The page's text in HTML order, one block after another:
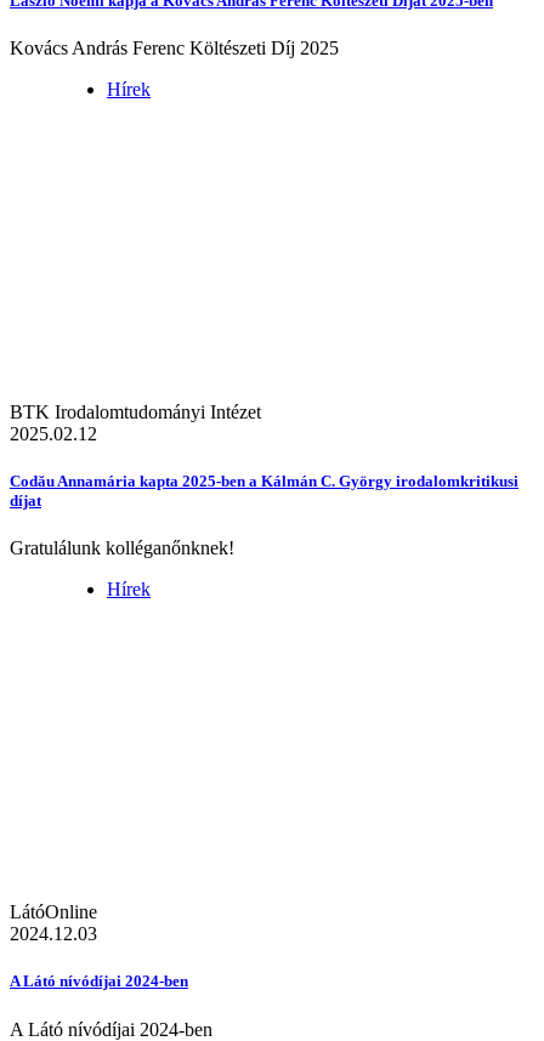
Kovács András Ferenc Költészeti Díj 2025
Hírek
BTK Irodalomtudományi Intézet
2025.02.12
Codău Annamária kapta 2025-ben a Kálmán C. György irodalomkritikusi
díjat
Gratulálunk kolléganőnknek!
Hírek
LátóOnline
2024.12.03
A Látó nívódíjai 2024-ben
A Látó nívódíjai 2024-ben